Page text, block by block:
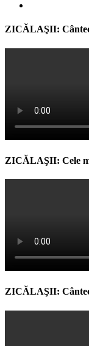
ZICĂLAŞII:
ZICĂLAŞII: Cele
ZICĂLAŞII: